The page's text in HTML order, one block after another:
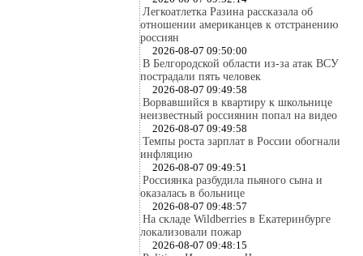
Легкоатлетка Разина рассказала об
отношении американцев к отстранению
россиян
2026-08-07 09:50:00
В Белгородской области из-за атак ВСУ
пострадали пять человек
2026-08-07 09:49:58
Ворвавшийся в квартиру к школьнице
неизвестный россиянин попал на видео
2026-08-07 09:49:58
Темпы роста зарплат в России обогнали
инфляцию
2026-08-07 09:49:51
Россиянка разбудила пьяного сына и
оказалась в больнице
2026-08-07 09:48:57
На складе Wildberries в Екатеринбурге
локализовали пожар
2026-08-07 09:48:15